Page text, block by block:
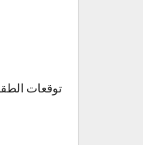
توقعات